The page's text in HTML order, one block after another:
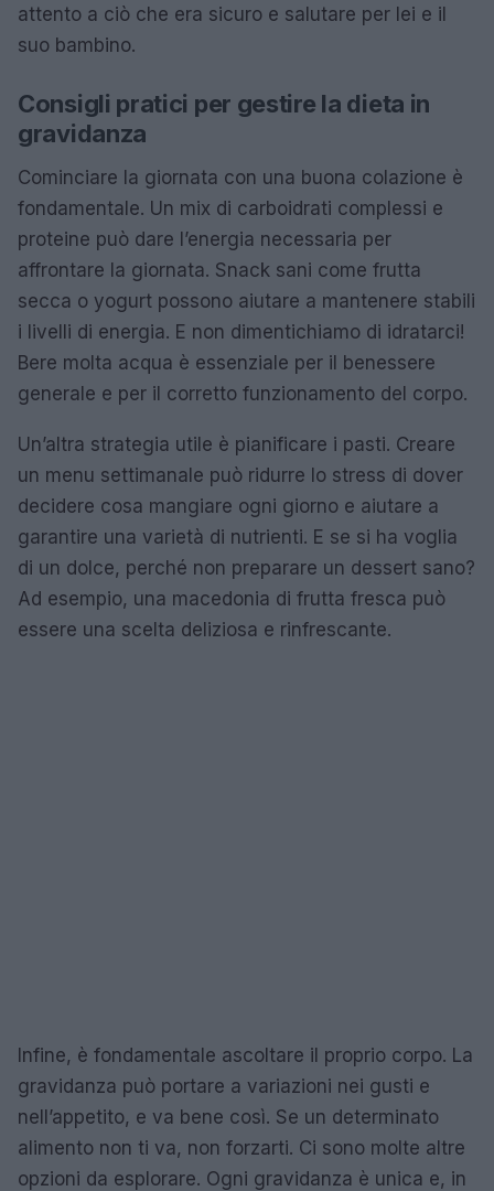
attento a ciò che era sicuro e salutare per lei e il
suo bambino.
Consigli pratici per gestire la dieta in
gravidanza
Cominciare la giornata con una buona colazione è
fondamentale. Un mix di carboidrati complessi e
proteine può dare l’energia necessaria per
affrontare la giornata. Snack sani come frutta
secca o yogurt possono aiutare a mantenere stabili
i livelli di energia. E non dimentichiamo di idratarci!
Bere molta acqua è essenziale per il benessere
generale e per il corretto funzionamento del corpo.
Un’altra strategia utile è pianificare i pasti. Creare
un menu settimanale può ridurre lo stress di dover
decidere cosa mangiare ogni giorno e aiutare a
garantire una varietà di nutrienti. E se si ha voglia
di un dolce, perché non preparare un dessert sano?
Ad esempio, una macedonia di frutta fresca può
essere una scelta deliziosa e rinfrescante.
Infine, è fondamentale ascoltare il proprio corpo. La
gravidanza può portare a variazioni nei gusti e
nell’appetito, e va bene così. Se un determinato
alimento non ti va, non forzarti. Ci sono molte altre
opzioni da esplorare. Ogni gravidanza è unica e, in